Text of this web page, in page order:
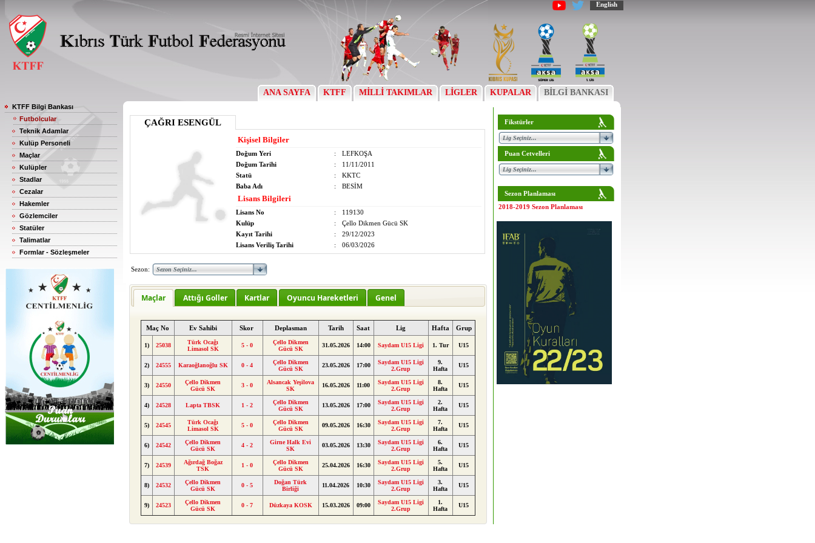
English
ANA SAYFA KTFF MİLLİ TAKIMLAR LİGLER KUPALAR BİLGİ BANKASI
KTFF Bilgi Bankası
Futbolcular
Teknik Adamlar
Kulüp Personeli
Maçlar
Kulüpler
Stadlar
Cezalar
Hakemler
Gözlemciler
Statüler
Talimatlar
Formlar - Sözleşmeler
ÇAĞRI ESENGÜL
Kişisel Bilgiler
Doğum Yeri :
LEFKOŞA
Doğum Tarihi
:
11/11/2011
Statü
:
KKTC
Baba Adı
: BESİM
Lisans Bilgileri
Lisans No :
119130
Kulüp
:
Çello Dikmen Gücü SK
Kayıt Tarihi
:
29/12/2023
Lisans Veriliş Tarihi
: 06/03/2026
Sezon:
Maçlar Attığı Goller Kartlar Oyuncu Hareketleri Genel
Maç No Ev Sahibi Skor Deplasman Tarih Saat Lig Hafta Grup
1) 25038
Türk Ocağı
Limasol SK
5 - 0
Çello Dikmen
Gücü SK
31.05.2026 14:00 Saydam U15 Ligi 1. Tur U15
2) 24555 Karaoğlanoğlu SK 0 - 4
Çello Dikmen
Gücü SK
23.05.2026 17:00
Saydam U15 Ligi
2.Grup
9.
Hafta
U15
3) 24550
Çello Dikmen
Gücü SK
3 - 0
Alsancak Yeşilova
SK
16.05.2026 11:00
Saydam U15 Ligi
2.Grup
8.
Hafta
U15
4) 24528 Lapta TBSK 1 - 2
Çello Dikmen
Gücü SK
13.05.2026 17:00
Saydam U15 Ligi
2.Grup
2.
Hafta
U15
5) 24545
Türk Ocağı
Limasol SK
5 - 0
Çello Dikmen
Gücü SK
09.05.2026 16:30
Saydam U15 Ligi
2.Grup
7.
Hafta
U15
6) 24542
Çello Dikmen
Gücü SK
4 - 2
Girne Halk Evi
SK
03.05.2026 13:30
Saydam U15 Ligi
2.Grup
6.
Hafta
U15
7) 24539
Ağırdağ Boğaz
TSK
1 - 0
Çello Dikmen
Gücü SK
25.04.2026 16:30
Saydam U15 Ligi
2.Grup
5.
Hafta
U15
8) 24532
Çello Dikmen
Gücü SK
0 - 5
Doğan Türk
Birliği
11.04.2026 10:30
Saydam U15 Ligi
2.Grup
3.
Hafta
U15
9) 24523
Çello Dikmen
Gücü SK
0 - 7 Düzkaya KOSK 15.03.2026 09:00
Saydam U15 Ligi
2.Grup
1.
Hafta
U15
Fikstürler
Puan Cetvelleri
Sezon Planlaması
2018-2019 Sezon Planlaması